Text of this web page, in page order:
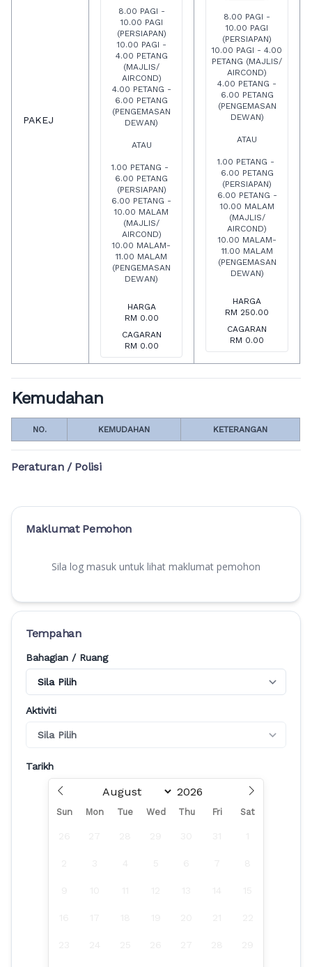
PAKEJ
8.00 PAGI -
10.00 PAGI
(PERSIAPAN)
10.00 PAGI -
4.00 PETANG
(MAJLIS/
AIRCOND)
4.00 PETANG -
6.00 PETANG
(PENGEMASAN
DEWAN)
ATAU
1.00 PETANG -
6.00 PETANG
(PERSIAPAN)
6.00 PETANG -
10.00 MALAM
(MAJLIS/
AIRCOND)
10.00 MALAM-
11.00 MALAM
(PENGEMASAN
DEWAN)
HARGA
RM 0.00
CAGARAN
RM 0.00
8.00 PAGI -
10.00 PAGI
(PERSIAPAN)
10.00 PAGI - 4.00
PETANG (MAJLIS/
AIRCOND)
4.00 PETANG -
6.00 PETANG
(PENGEMASAN
DEWAN)
ATAU
1.00 PETANG -
6.00 PETANG
(PERSIAPAN)
6.00 PETANG -
10.00 MALAM
(MAJLIS/
AIRCOND)
10.00 MALAM-
11.00 MALAM
(PENGEMASAN
DEWAN)
HARGA
RM 250.00
CAGARAN
RM 0.00
Kemudahan
NO. KEMUDAHAN KETERANGAN
Peraturan / Polisi
Maklumat Pemohon
Sila log masuk untuk lihat maklumat pemohon
Tempahan
Bahagian / Ruang
Aktiviti
Tarikh
Sun Mon Tue Wed Thu Fri Sat